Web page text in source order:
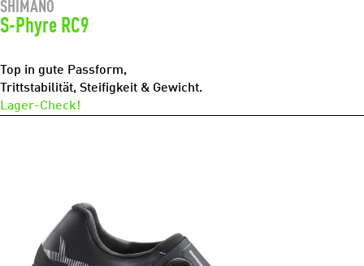
SHIMANO
S-Phyre RC9
Top in gute Passform,
Trittstabilität, Steifigkeit & Gewicht.
Lager-Check!